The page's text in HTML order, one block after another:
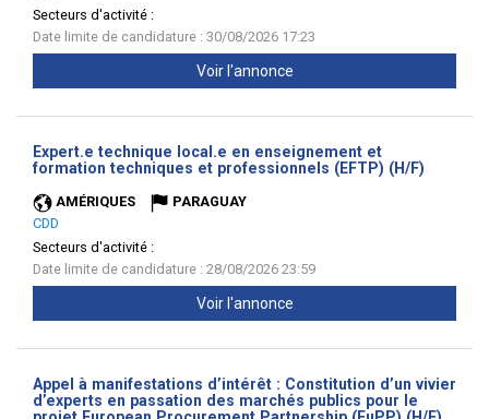
Secteurs d'activité :
Date limite de candidature : 30/08/2026 17:23
Voir l'annonce
Expert.e technique local.e en enseignement et
formation techniques et professionnels (EFTP) (H/F)
AMÉRIQUES
PARAGUAY
CDD
Secteurs d'activité :
Date limite de candidature : 28/08/2026 23:59
Voir l'annonce
Appel à manifestations d’intérêt : Constitution d’un vivier
d’experts en passation des marchés publics pour le